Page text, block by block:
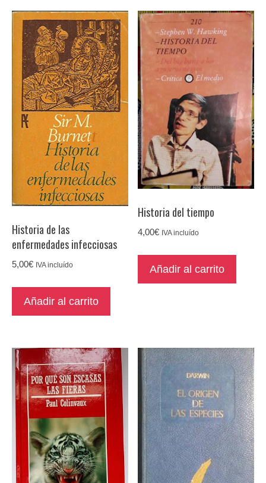
Historia de las
enfermedades infecciosas
5,00€ IVA incluído
Añadir al carrito
Historia del tiempo
4,00€ IVA incluído
Añadir al carrito